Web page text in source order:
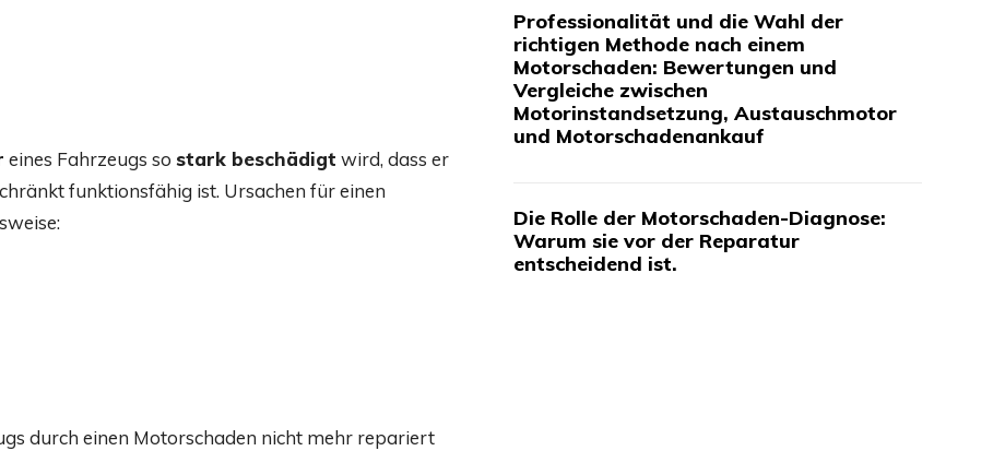
eines Fahrzeugs so stark beschädigt wird, dass er
funktionsfähig ist. Ursachen für einen
durch einen Motorschaden nicht mehr repariert
Professionalität und die Wahl der
richtigen Methode nach einem
Motorschaden: Bewertungen und
Vergleiche zwischen
Motorinstandsetzung, Austauschmotor
und Motorschadenankauf
Die Rolle der Motorschaden-Diagnose:
Warum sie vor der Reparatur
entscheidend ist.